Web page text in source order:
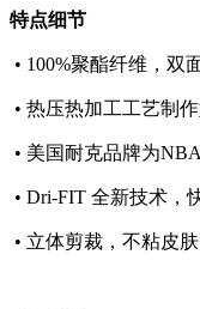
特点细节
• 100%聚酯纤维，双
• 热压热加工工艺制
• 美国耐克品牌为
• Dri-FIT 全新技术，
• 立体剪裁，不粘皮